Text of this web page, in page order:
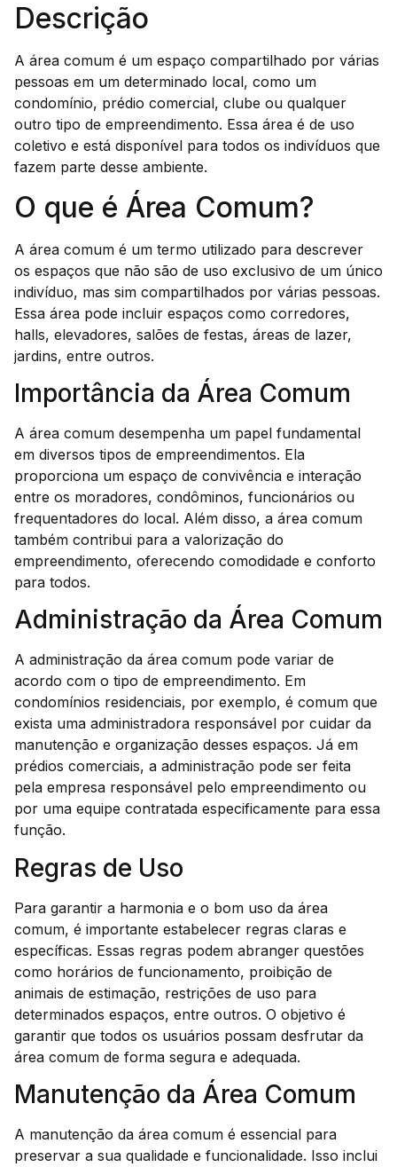
Descrição
A área comum é um espaço compartilhado por várias
pessoas em um determinado local, como um
condomínio, prédio comercial, clube ou qualquer
outro tipo de empreendimento. Essa área é de uso
coletivo e está disponível para todos os indivíduos que
fazem parte desse ambiente.
O que é Área Comum?
A área comum é um termo utilizado para descrever
os espaços que não são de uso exclusivo de um único
indivíduo, mas sim compartilhados por várias pessoas.
Essa área pode incluir espaços como corredores,
halls, elevadores, salões de festas, áreas de lazer,
jardins, entre outros.
Importância da Área Comum
A área comum desempenha um papel fundamental
em diversos tipos de empreendimentos. Ela
proporciona um espaço de convivência e interação
entre os moradores, condôminos, funcionários ou
frequentadores do local. Além disso, a área comum
também contribui para a valorização do
empreendimento, oferecendo comodidade e conforto
para todos.
Administração da Área Comum
A administração da área comum pode variar de
acordo com o tipo de empreendimento. Em
condomínios residenciais, por exemplo, é comum que
exista uma administradora responsável por cuidar da
manutenção e organização desses espaços. Já em
prédios comerciais, a administração pode ser feita
pela empresa responsável pelo empreendimento ou
por uma equipe contratada especificamente para essa
função.
Regras de Uso
Para garantir a harmonia e o bom uso da área
comum, é importante estabelecer regras claras e
específicas. Essas regras podem abranger questões
como horários de funcionamento, proibição de
animais de estimação, restrições de uso para
determinados espaços, entre outros. O objetivo é
garantir que todos os usuários possam desfrutar da
área comum de forma segura e adequada.
Manutenção da Área Comum
A manutenção da área comum é essencial para
preservar a sua qualidade e funcionalidade. Isso inclui